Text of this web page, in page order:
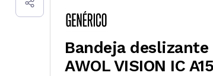
Bandeja
AWOL VISION IC